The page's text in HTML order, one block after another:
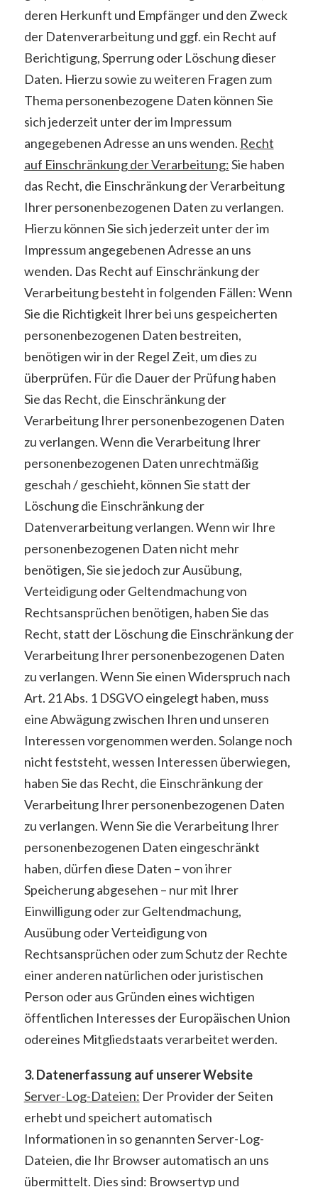
deren Herkunft und Empfänger und den Zweck
der Datenverarbeitung und ggf. ein Recht auf
Berichtigung, Sperrung oder Löschung dieser
Daten. Hierzu sowie zu weiteren Fragen zum
Thema personenbezogene Daten können Sie
sich jederzeit unter der im Impressum
angegebenen Adresse an uns wenden. Recht
auf Einschränkung der Verarbeitung:Sie haben
das Recht, die Einschränkung der Verarbeitung
Ihrer personenbezogenen Daten zu verlangen.
Hierzu können Sie sich jederzeit unter der im
Impressum angegebenen Adresse an uns
wenden. Das Recht auf Einschränkung der
Verarbeitung besteht in folgenden Fällen: Wenn
Sie die Richtigkeit Ihrer bei uns gespeicherten
personenbezogenen Daten bestreiten,
benötigen wir in der Regel Zeit, um dies zu
überprüfen. Für die Dauer der Prüfung haben
Sie das Recht, die Einschränkung der
Verarbeitung Ihrer personenbezogenen Daten
zu verlangen. Wenn die Verarbeitung Ihrer
personenbezogenen Daten unrechtmäßig
geschah / geschieht, können Sie statt der
Löschung die Einschränkung der
Datenverarbeitung verlangen. Wenn wir Ihre
personenbezogenen Daten nicht mehr
benötigen, Sie sie jedoch zur Ausübung,
Verteidigung oder Geltendmachung von
Rechtsansprüchen benötigen, haben Sie das
Recht, statt der Löschung die Einschränkung der
Verarbeitung Ihrer personenbezogenen Daten
zu verlangen. Wenn Sie einen Widerspruch nach
Art. 21 Abs. 1 DSGVO eingelegt haben, muss
eine Abwägung zwischen Ihren und unseren
Interessen vorgenommen werden. Solange noch
nicht feststeht, wessen Interessen überwiegen,
haben Sie das Recht, die Einschränkung der
Verarbeitung Ihrer personenbezogenen Daten
zu verlangen. Wenn Sie die Verarbeitung Ihrer
personenbezogenen Daten eingeschränkt
haben, dürfen diese Daten – von ihrer
Speicherung abgesehen – nur mit Ihrer
Einwilligung oder zur Geltendmachung,
Ausübung oder Verteidigung von
Rechtsansprüchen oder zum Schutz der Rechte
einer anderen natürlichen oder juristischen
Person oder aus Gründen eines wichtigen
öffentlichen Interesses der Europäischen Union
odereines Mitgliedstaats verarbeitet werden.
3. Datenerfassung auf unserer Website
Server-Log-Dateien: Der Provider der Seiten
erhebt und speichert automatisch
Informationen in so genannten Server-Log-
Dateien, die Ihr Browser automatisch an uns
übermittelt. Dies sind: Browsertyp und